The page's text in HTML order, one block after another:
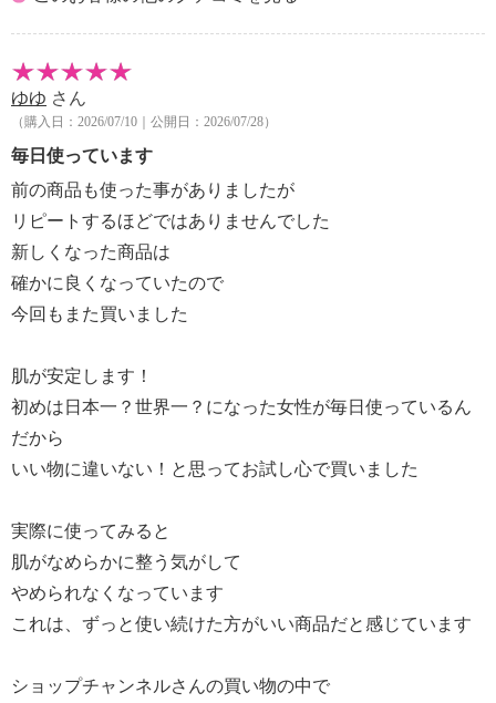
ゆゆ さん
（購入日：2026/07/10｜公開日：2026/07/28）
毎日使っています
前の商品も使った事がありましたが
リピートするほどではありませんでした
新しくなった商品は
確かに良くなっていたので
今回もまた買いました
肌が安定します！
初めは日本一？世界一？になった女性が毎日使っているん
だから
いい物に違いない！と思ってお試し心で買いました
実際に使ってみると
肌がなめらかに整う気がして
やめられなくなっています
これは、ずっと使い続けた方がいい商品だと感じています
ショップチャンネルさんの買い物の中で